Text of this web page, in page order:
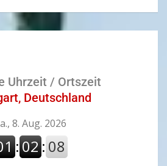
Uhrzeit / Ortszeit
Deutschland